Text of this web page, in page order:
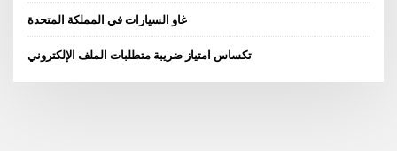
غاو السيارات في المملكة المتحدة
تكساس امتياز ضريبة متطلبات الملف الإلكتروني